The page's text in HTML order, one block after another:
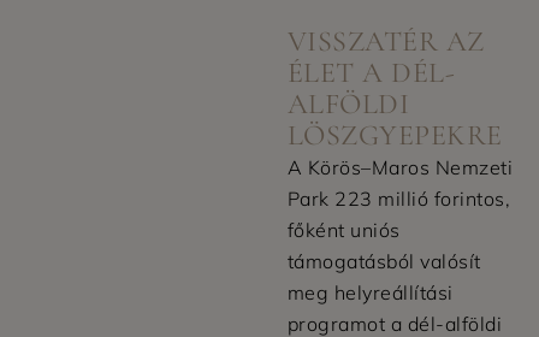
VISSZATÉR AZ
ÉLET A DÉL-
ALFÖLDI
LÖSZGYEPEKRE
A Körös–Maros Nemzeti
Park 223 millió forintos,
főként uniós
támogatásból valósít
meg helyreállítási
programot a dél-alföldi